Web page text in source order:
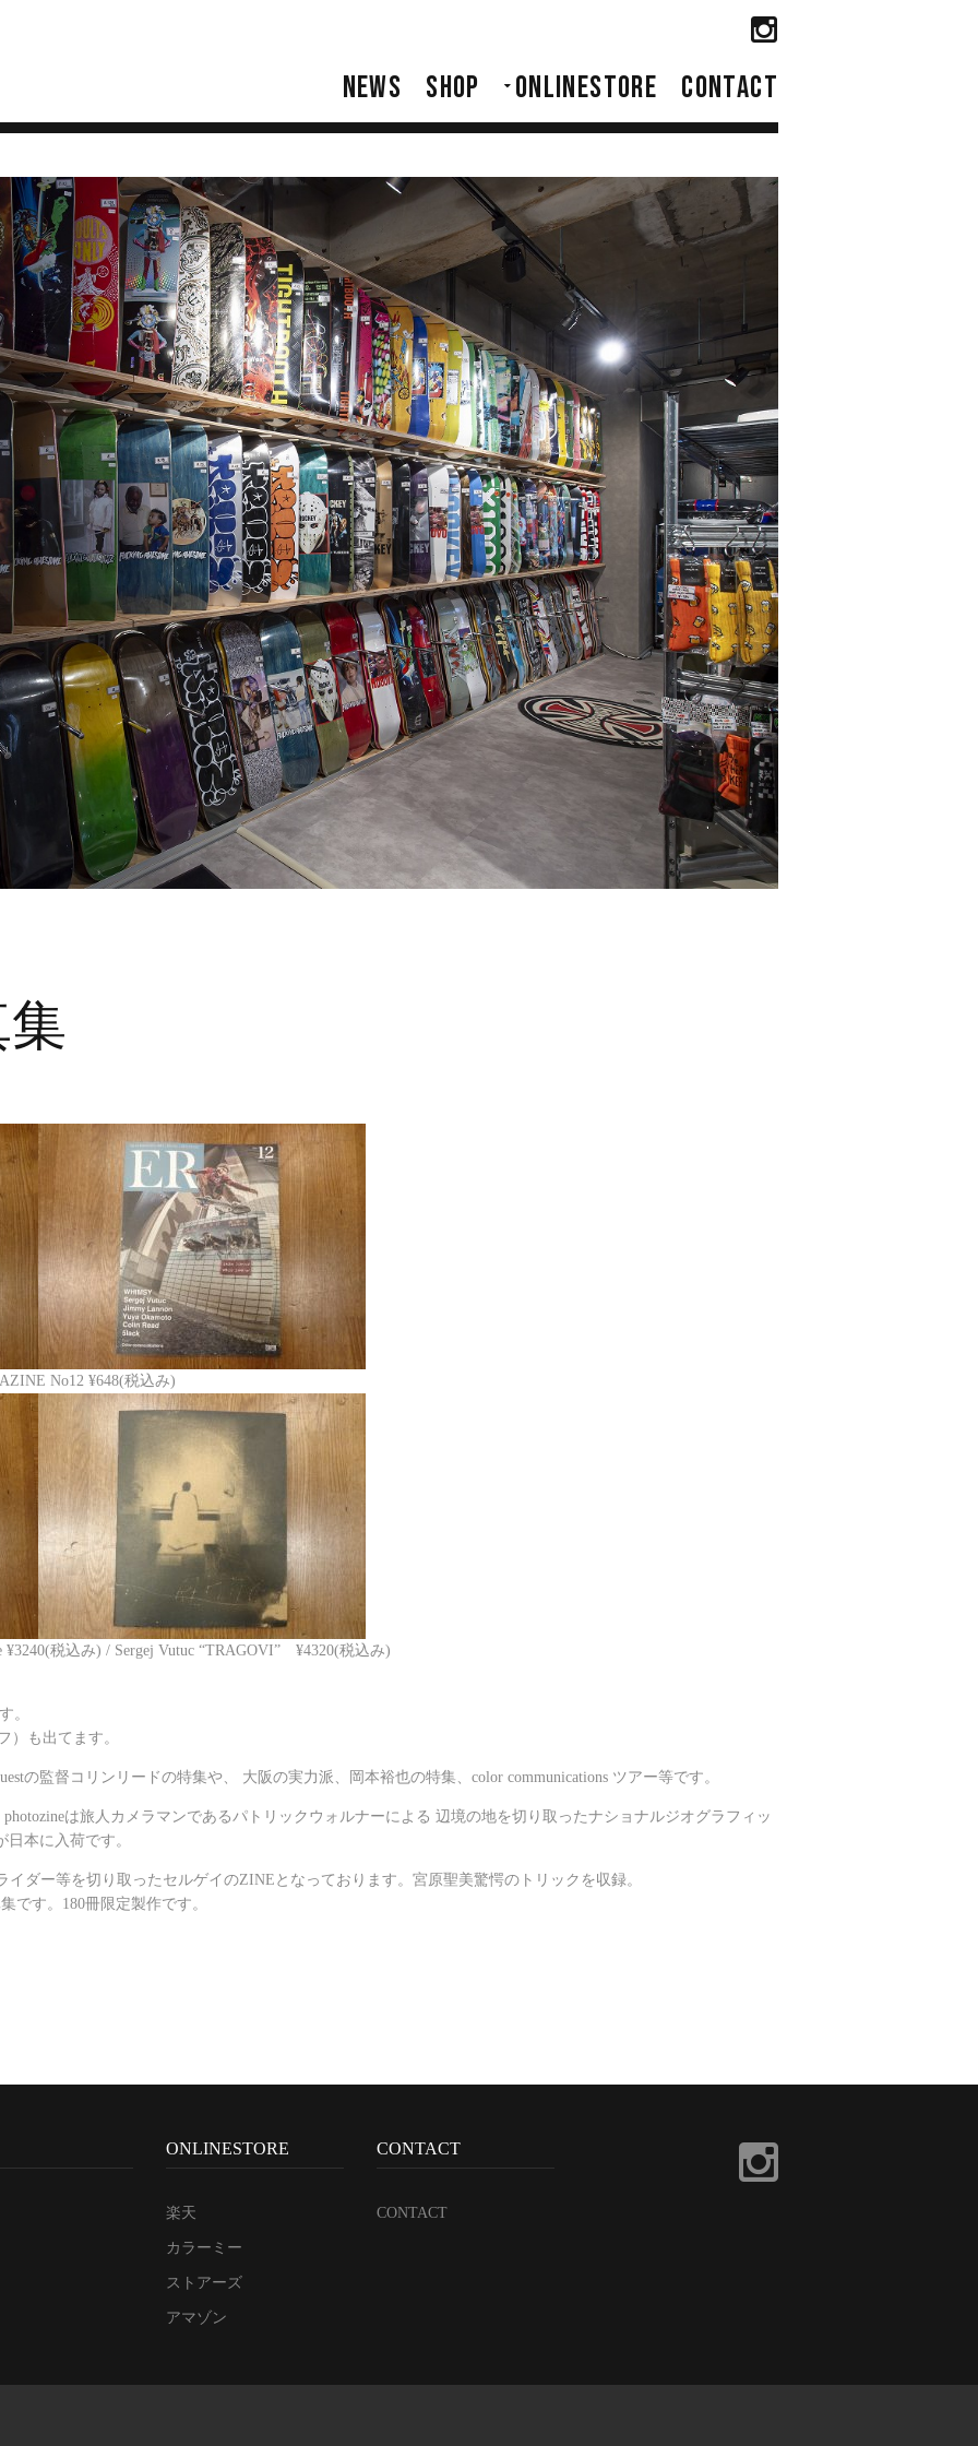
NEWS SHOP ONLINESTORE CONTACT
集
No12 ¥648(税込み)
¥3240(税込み) / Sergej Vutuc “TRAGOVI” ¥4320(税込み)
。
）も出てます。
の監督コリンリードの特集や、 大阪の実力派、岡本裕也の特集、color communications ツアー等です。
photozineは旅人カメラマンであるパトリックウォルナーによる 辺境の地を切り取ったナショナルジオグラフィッ
本に入荷です。
イダー等を切り取ったセルゲイのZINEとなっております。宮原聖美驚愕のトリックを収録。
です。180冊限定製作です。
ONLINESTORE
楽天
カラーミー
ストアーズ
アマゾン
CONTACT
CONTACT